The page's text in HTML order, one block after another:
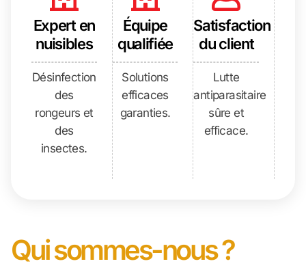
Expert en
nuisibles
Désinfection
des
rongeurs et
des
insectes.
Équipe
qualifiée
Solutions
efficaces
garanties.
Satisfaction
du client
Lutte
antiparasitaire
sûre et
efficace.
Qui sommes-nous ?